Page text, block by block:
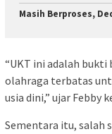
Masih Berproses,
“UKT ini adalah bukti
olahraga terbatas
usia dini,” ujar Febby
Sementara itu, salah